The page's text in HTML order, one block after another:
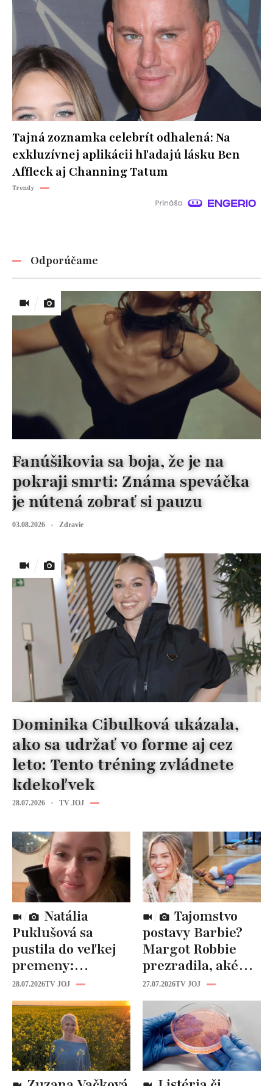
Tajná zoznamka celebrít odhalená: Na
exkluzívnej aplikácii hľadajú lásku Ben
Affleck aj Channing Tatum
Trendy
Odporúčame
Fanúšikovia sa boja, že je na
pokraji smrti: Známa speváčka
je nútená zobrať si pauzu
03.08.2026 Zdravie
Dominika Cibulková ukázala,
ako sa udržať vo forme aj cez
leto: Tento tréning zvládnete
kdekoľvek
28.07.2026 TV JOJ
Puklušová sa
pustila do veľkej
premeny:
Odborníci však
varujú, pozor na
prísne diéty!
28.07.2026TV JOJ
postavy Barbie?
Margot Robbie
prezradila, aké
cviky jej pomohli
spevniť celé telo
27.07.2026TV JOJ